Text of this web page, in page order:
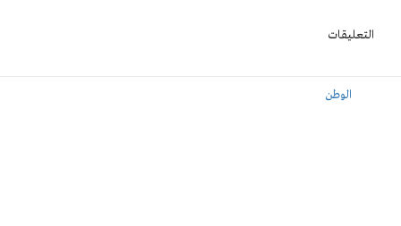
التعليقات
الوطن